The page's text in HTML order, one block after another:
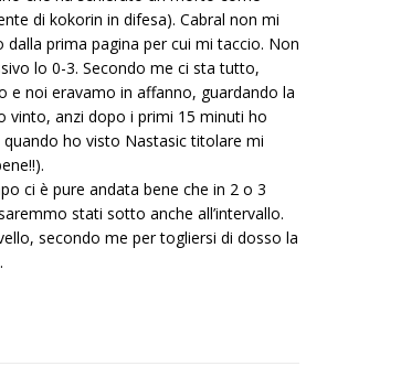
di kokorin in difesa). Cabral non mi
prima pagina per cui mi taccio. Non
lo 0-3. Secondo me ci sta tutto,
e noi eravamo in affanno, guardando la
vinto, anzi dopo i primi 15 minuti ho
ho visto Nastasic titolare mi
ci è pure andata bene che in 2 o 3
stati sotto anche all’intervallo.
secondo me per togliersi di dosso la